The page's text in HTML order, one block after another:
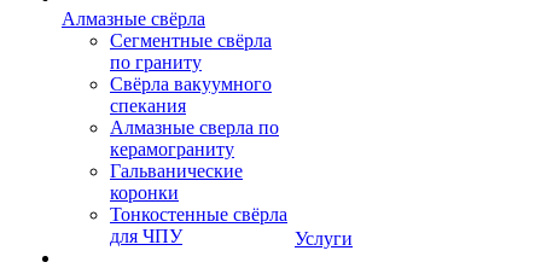
Алмазные свёрла
Сегментные свёрла
по граниту
Свёрла вакуумного
спекания
Алмазные сверла по
керамограниту
Гальванические
коронки
Тонкостенные свёрла
для ЧПУ
Услуги